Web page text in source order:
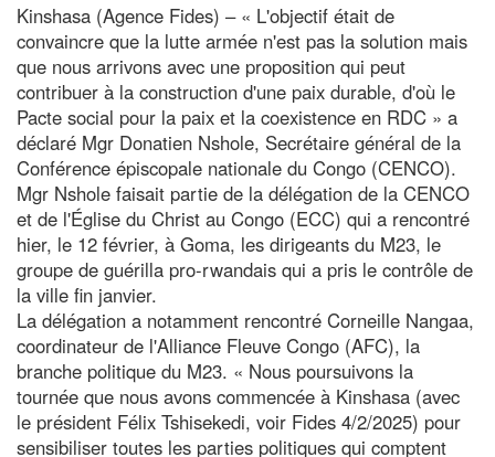
Kinshasa (Agence Fides) – « L'objectif était de
convaincre que la lutte armée n'est pas la solution mais
que nous arrivons avec une proposition qui peut
contribuer à la construction d'une paix durable, d'où le
Pacte social pour la paix et la coexistence en RDC » a
déclaré Mgr Donatien Nshole, Secrétaire général de la
Conférence épiscopale nationale du Congo (CENCO).
Mgr Nshole faisait partie de la délégation de la CENCO
et de l'Église du Christ au Congo (ECC) qui a rencontré
hier, le 12 février, à Goma, les dirigeants du M23, le
groupe de guérilla pro-rwandais qui a pris le contrôle de
la ville fin janvier.
La délégation a notamment rencontré Corneille Nangaa,
coordinateur de l'Alliance Fleuve Congo (AFC), la
branche politique du M23. « Nous poursuivons la
tournée que nous avons commencée à Kinshasa (avec
le président Félix Tshisekedi, voir Fides 4/2/2025) pour
sensibiliser toutes les parties politiques qui comptent